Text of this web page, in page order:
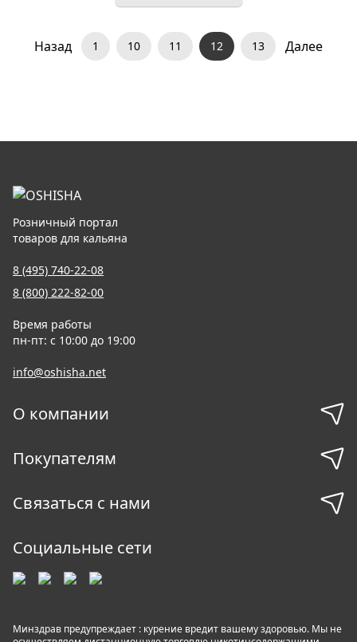
Назад 1 10 11 12 13 Далее
Розничный портал
товаров для кальяна
8 (495) 740-22-08
8 (800) 222-82-00
Время работы
пн-пт: с 10:00 до 19:00
info@oshisha.net
О компании
Покупателям
Связаться с нами
Социальные сети
Минздрав предупреждает : курение вредит вашему здоровью. Мы не